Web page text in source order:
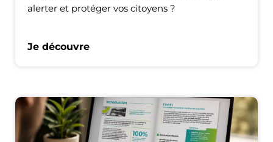
alerter et protéger vos citoyens ?
Je découvre